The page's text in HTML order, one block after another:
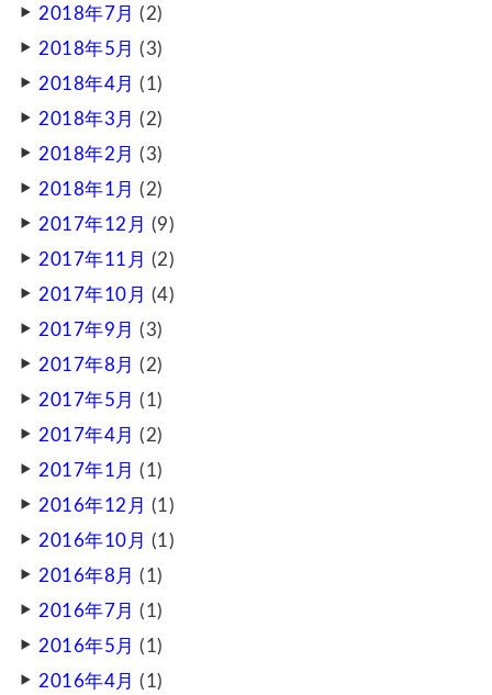
2018年7月 (2)
2018年5月 (3)
2018年4月 (1)
2018年3月 (2)
2018年2月 (3)
2018年1月 (2)
2017年12月 (9)
2017年11月 (2)
2017年10月 (4)
2017年9月 (3)
2017年8月 (2)
2017年5月 (1)
2017年4月 (2)
2017年1月 (1)
2016年12月 (1)
2016年10月 (1)
2016年8月 (1)
2016年7月 (1)
2016年5月 (1)
2016年4月 (1)